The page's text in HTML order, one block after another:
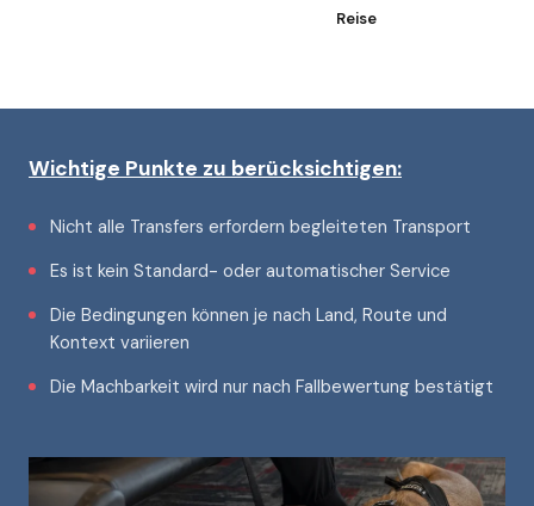
Reise
Wichtige Punkte zu berücksichtigen:
Nicht alle Transfers erfordern begleiteten Transport
Es ist kein Standard- oder automatischer Service
Die Bedingungen können je nach Land, Route und
Kontext variieren
Die Machbarkeit wird nur nach Fallbewertung bestätigt